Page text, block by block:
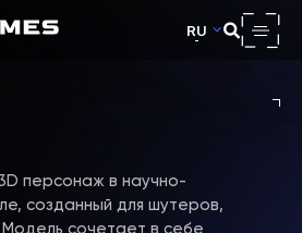
RU
персонаж в научно-
созданный для шутеров,
Модель сочетает в себе